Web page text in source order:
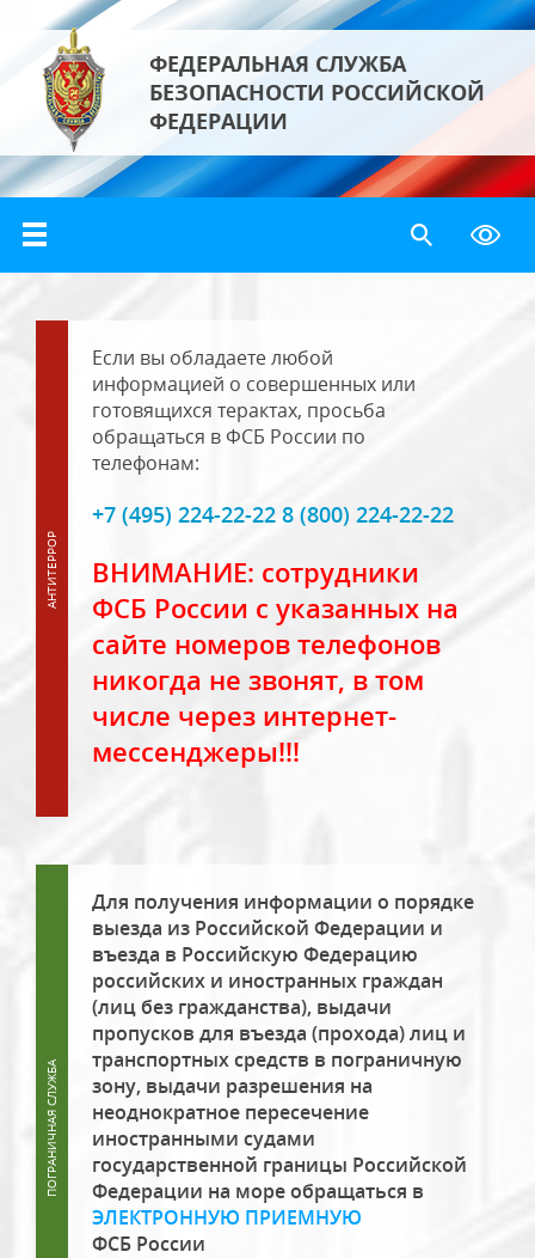
ФЕДЕРАЛЬНАЯ СЛУЖБА
БЕЗОПАСНОСТИ РОССИЙСКОЙ
ФЕДЕРАЦИИ
Если вы обладаете любой
информацией о совершенных или
готовящихся терактах, просьба
обращаться в ФСБ России по
телефонам:
+7 (495) 224-22-22 8 (800) 224-22-22
ВНИМАНИЕ: сотрудники
ФСБ России с указанных на
сайте номеров телефонов
никогда не звонят, в том
числе через интернет-
мессенджеры!!!
Для получения информации о порядке
выезда из Российской Федерации и
въезда в Российскую Федерацию
российских и иностранных граждан
(лиц без гражданства), выдачи
пропусков для въезда (прохода) лиц и
транспортных средств в пограничную
зону, выдачи разрешения на
неоднократное пересечение
иностранными судами
государственной границы Российской
Федерации на море обращаться в
ЭЛЕКТРОННУЮ ПРИЕМНУЮ
ФСБ России